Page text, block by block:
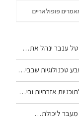
פופולאריים